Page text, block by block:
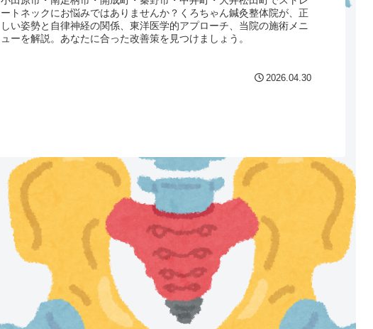
ートネックにお悩みではありませんか？くろちゃん鍼灸整体院が、正
しい姿勢と自律神経の関係、東洋医学的アプローチ、当院の施術メニ
ューを解説。あなたに合った改善策を見つけましょう。
2026.04.30